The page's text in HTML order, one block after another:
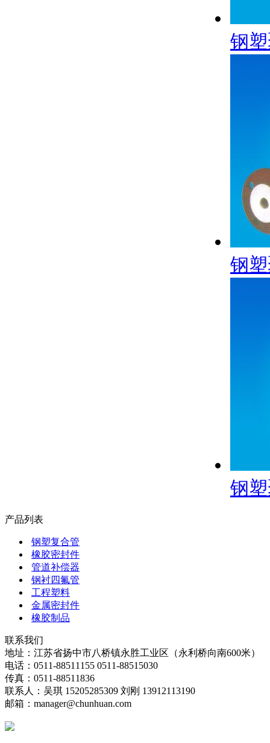
钢
钢
钢
产品列表
钢塑复合管
橡胶密封件
管道补偿器
钢衬四氟管
工程塑料
金属密封件
橡胶制品
联系我们
地址：江苏省扬中市八桥镇永胜工业区（永利桥向南600米）
电话：0511-88511155 0511-88515030
传真：0511-88511836
联系人：吴琪 15205285309 刘刚 13912113190
邮箱：manager@chunhuan.com